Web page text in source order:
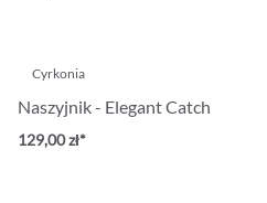
Cyrkonia
Naszyjnik - Elegant Catch
129,00 zł*